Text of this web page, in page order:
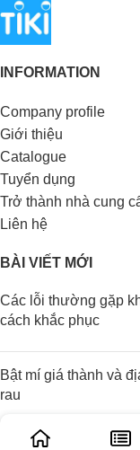
INFORMATION
Company profile
Giới thiệu
Catalogue
Tuyển dụng
Trở thành nhà cung
Liên hệ
BÀI VIẾT MỚI
Các lỗi thường gặp
cách khắc phục
Bật mí giá thành và
rau